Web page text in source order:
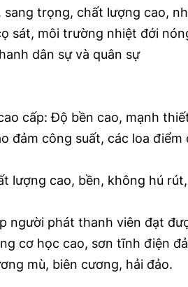
trọng, chất lượng cao,
sát, môi trường nhiệt đới
dân sự và quân sự
cấp: Độ bền cao, mạnh
đảm công suất, các loa điểm
lượng cao, bền, không hú
người phát thanh viên đạt
cơ học cao, sơn tĩnh điện
mù, biên cương, hải đảo.
Truyền Thanh Internet: Giải
xưởng, ...
lien_he